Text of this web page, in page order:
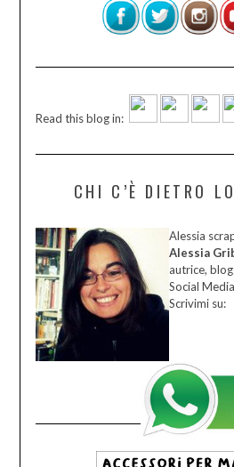
Read this blog in:
CHI C’È DIETRO
Alessia
Alessia
autrice,
Social
Scrivimi su: